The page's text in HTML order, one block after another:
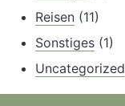
Reisen (11)
Sonstiges (1)
Uncategorized